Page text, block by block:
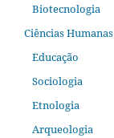
Biotecnologia
Ciências Humanas
Educação
Sociologia
Etnologia
Arqueologia